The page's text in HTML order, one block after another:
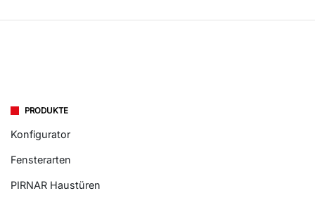
PRODUKTE
Konfigurator
Fensterarten
PIRNAR Haustüren